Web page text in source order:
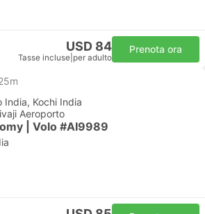
USD 84
Tasse incluse per adulto
Prenota ora
India, Kochi India
Aeroporto
| Volo #AI9989